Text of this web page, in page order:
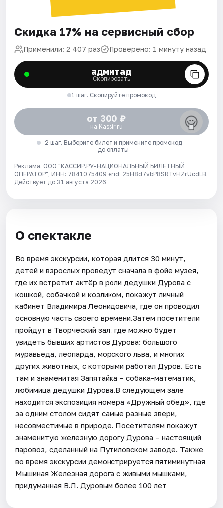
Скидка 17% на сервисный сбор
Применили: 2 407 раз Проверено: 1 минуту назад
адмитад
Скопировать
1 шаг. Скопируйте промокод
от 300 ₽
на Kassir.ru
2 шаг. Выберите билет и примените промокод
до оплаты
Реклама. ООО "КАССИР.РУ-НАЦИОНАЛЬНЫЙ БИЛЕТНЫЙ
ОПЕРАТОР", ИНН: 7841075409 erid: 25H8d7vbP8SRTvHZrUcdLB.
Действует до 31 августа 2026
О спектакле
Во время экскурсии, которая длится 30 минут,
детей и взрослых проведут сначала в фойе музея,
где их встретит актёр в роли дедушки Дурова с
кошкой, собачкой и козликом, покажут личный
кабинет Владимира Леонидовича, где он проводил
основную часть своего времени.Затем посетители
пройдут в Творческий зал, где можно будет
увидеть бывших артистов Дурова: большого
муравьеда, леопарда, морского льва, и многих
других животных, с которыми работал Дуров. Есть
там и знаменитая Запятайка – собака-математик,
любимица дедушки Дурова.В следующем зале
находится экспозиция номера «Дружный обед», где
за одним столом сидят самые разные звери,
несовместимые в природе. Посетителям покажут
знаменитую железную дорогу Дурова – настоящий
паровоз, сделанный на Путиловском заводе. Также
во время экскурсии демонстрируется пятиминутная
Мышиная Железная дорога с живыми мышками,
придуманная В.Л. Дуровым более 100 лет